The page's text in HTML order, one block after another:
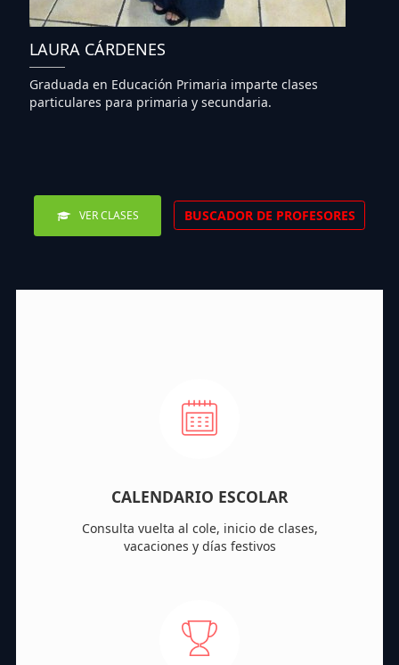
LAURA CÁRDENES
Graduada en Educación Primaria imparte clases
particulares para primaria y secundaria.
VER CLASES BUSCADOR DE PROFESORES
CALENDARIO ESCOLAR
Consulta vuelta al cole, inicio de clases,
vacaciones y días festivos